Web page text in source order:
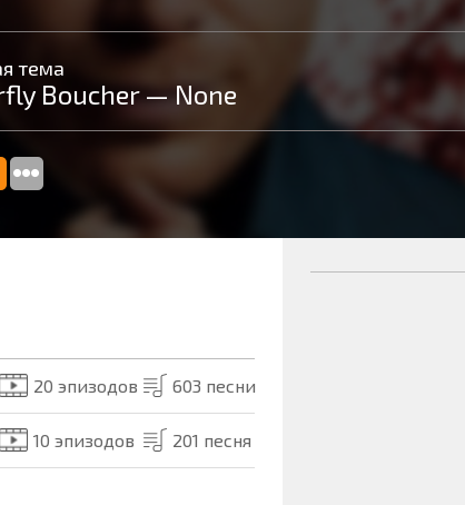
тема
Boucher — None
20 эпизодов 603 песни
10 эпизодов 201 песня